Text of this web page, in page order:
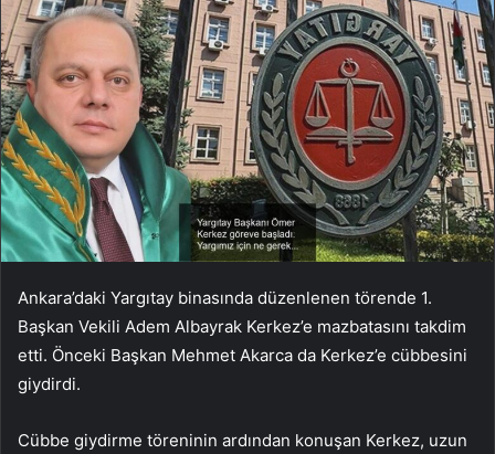
Ankara’daki Yargıtay binasında düzenlenen törende 1.
Başkan Vekili Adem Albayrak Kerkez’e mazbatasını takdim
etti. Önceki Başkan Mehmet Akarca da Kerkez’e cübbesini
giydirdi.
Cübbe giydirme töreninin ardından konuşan Kerkez, uzun